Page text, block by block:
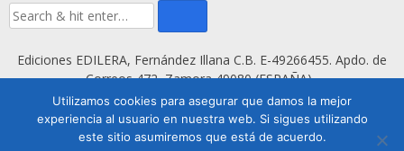
Ediciones EDILERA, Fernández Illana C.B. E-49266455. Apdo. de
Correos 472, Zamora 49080 (ESPAÑA) .
Utilizamos cookies para asegurar que damos la mejor
experiencia al usuario en nuestra web. Si sigues utilizando
este sitio asumiremos que está de acuerdo.